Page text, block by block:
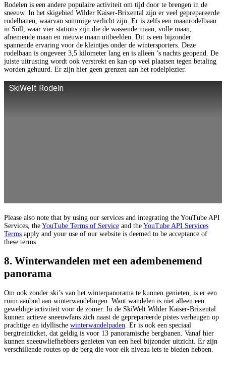
Rodelen is een andere populaire activiteit om tijd door te brengen in de
sneeuw. In het skigebied Wilder Kaiser-Brixental zijn er veel geprepareerde
rodelbanen, waarvan sommige verlicht zijn. Er is zelfs een maanrodelbaan
in Söll, waar vier stations zijn die de wassende maan, volle maan,
afnemende maan en nieuwe maan uitbeelden. Dit is een bijzonder
spannende ervaring voor de kleintjes onder de wintersporters. Deze
rodelbaan is ongeveer 3,5 kilometer lang en is alleen ’s nachts geopend. De
juiste uitrusting wordt ook verstrekt en kan op veel plaatsen tegen betaling
worden gehuurd. Er zijn hier geen grenzen aan het rodelplezier.
SkiWelt Rodeln
Please also note that by using our services and integrating the YouTube API
Services, the YouTube Terms of Service and the YouTube API Services
Terms apply and your use of our website is deemed to be acceptance of
these terms.
8. Winterwandelen met een adembenemend
panorama
Om ook zonder ski’s van het winterpanorama te kunnen genieten, is er een
ruim aanbod aan winterwandelingen. Want wandelen is niet alleen een
geweldige activiteit voor de zomer. In de SkiWelt Wilder Kaiser-Brixental
kunnen actieve sneeuwfans zich naast de geprepareerde pistes verheugen op
prachtige en idyllische winterwandelpaden . Er is ook een speciaal
bergtreinticket, dat geldig is voor 13 panoramische bergbanen. Vanaf hier
kunnen sneeuwliefhebbers genieten van een heel bijzonder uitzicht. Er zijn
verschillende routes op de berg die voor elk niveau iets te bieden hebben.